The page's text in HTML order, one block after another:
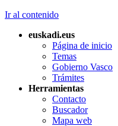
Ir al contenido
euskadi.eus
Página de inicio
Temas
Gobierno Vasco
Trámites
Herramientas
Contacto
Buscador
Mapa web